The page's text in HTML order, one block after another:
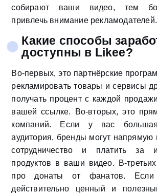
собирают ваши видео, тем
привлечь внимание рекламодателей.
Какие способы
доступны в Likee?
Во-первых, это партнёрские
рекламировать товары и сервисы
получать процент с каждой
вашей ссылке. Во-вторых, это
компаний. Если у вас
аудитория, бренды могут напрямую
сотрудничество и платить за
продуктов в ваши видео. В-
про донаты от фанатов. Если
действительно ценный и